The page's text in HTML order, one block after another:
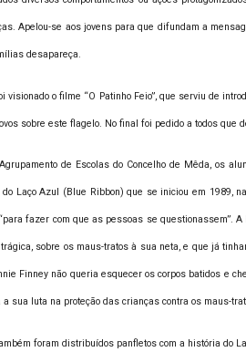
Apelou-se aos jovens para que difundam a
desapareça.
visionado o filme “O Patinho Feio”, que serviu de
sobre este flagelo. No final foi pedido a todos que
de Escolas do Concelho de Mêda, os
Laço Azul (Blue Ribbon) que se iniciou em 1989,
fazer com que as pessoas se questionassem”.
sobre os maus-tratos à sua neta, e que já
Finney não queria esquecer os corpos batidos e
sua luta na proteção das crianças contra os maus-
foram distribuídos panfletos com a história do